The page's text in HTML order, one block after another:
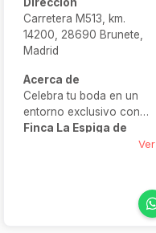
Carretera M513, km.
14200, 28690 Brunete,
Madrid
Acerca de
Celebra tu boda en un
entorno exclusivo con
Finca La Espiga de
tranquilidad. Dispone de
Ver